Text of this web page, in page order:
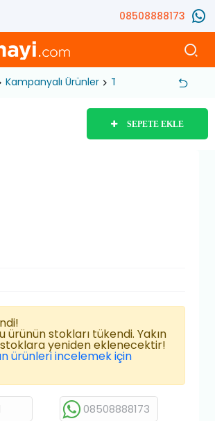
08508888173
Kampanyalı Ürünler Tubeless Aparat
SEPETE EKLE
ürünün stokları tükendi. Yakın
yeniden eklenecektir!
ürünleri incelemek için
08508888173